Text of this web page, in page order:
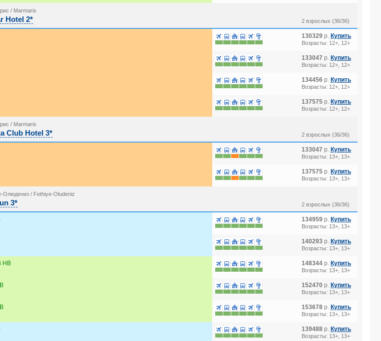
/ Marmaris
Hotel 2* 2 взрослых (36/36)
130329 р. Купить
Возрасты: 12+, 12+
133047 р. Купить
Возрасты: 12+, 12+
134456 р. Купить
Возрасты: 12+, 12+
137575 р. Купить
Возрасты: 12+, 12+
/ Marmaris
Club Hotel 3* 2 взрослых (36/36)
133047 р. Купить
Возрасты: 13+, 13+
137575 р. Купить
Возрасты: 13+, 13+
Олюдениз / Fethiye-Oludeniz
3* 2 взрослых (36/36)
134959 р. Купить
Возрасты: 13+, 13+
140293 р. Купить
Возрасты: 13+, 13+
HB
148344 р. Купить
Возрасты: 13+, 13+
152470 р. Купить
Возрасты: 13+, 13+
153678 р. Купить
Возрасты: 13+, 13+
139488 р. Купить
Возрасты: 13+, 13+